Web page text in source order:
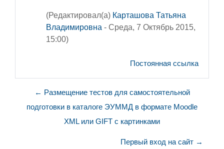
(Редактировал(а) Карташова Татьяна
Владимировна - Среда, 7 Октябрь 2015,
15:00)
Постоянная ссылка
← Размещение тестов для самостоятельной
подготовки в каталоге ЭУММД в формате Moodle
XML или GIFT с картинками
Первый вход на сайт →